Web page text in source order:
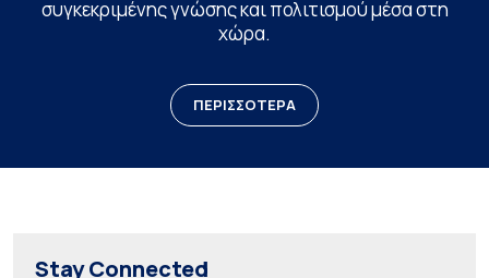
συγκεκριμένης γνώσης και πολιτισμού μέσα στη
χώρα.
ΠΕΡΙΣΣΟΤΕΡΑ
Stay Connected